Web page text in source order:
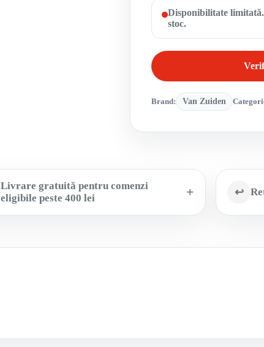
Disponibilitate
stoc.
Brand: Van Zuiden
Livrare gratuită pentru comenzi
eligibile peste 400 lei
↩